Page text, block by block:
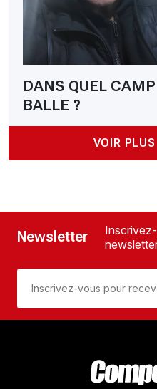
DANS QUEL
BALLE ?
VOIR
Newsletter